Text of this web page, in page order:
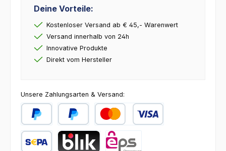
Deine Vorteile:
Kostenloser Versand ab € 45,- Warenwert
Versand innerhalb von 24h
Innovative Produkte
Direkt vom Hersteller
Unsere Zahlungsarten & Versand:
PayPal Später BezahlenKredit- oder Debitkarte